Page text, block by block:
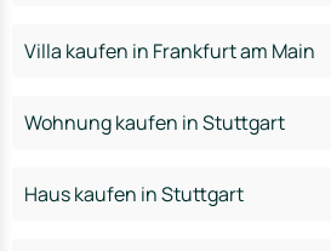
Villa kaufen in Frankfurt am Main
Wohnung kaufen in Stuttgart
Haus kaufen in Stuttgart